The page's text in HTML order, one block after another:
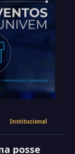
Institucional
posse